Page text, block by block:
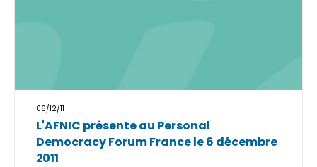
06/12/11
L'AFNIC présente au Personal
Democracy Forum France le 6 décembre
2011